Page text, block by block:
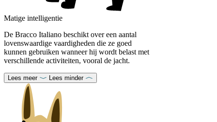
Matige intelligentie
De Bracco Italiano beschikt over een aantal
lovenswaardige vaardigheden die ze goed
kunnen gebruiken wanneer hij wordt belast met
verschillende activiteiten, vooral de jacht.
Lees meer Lees minder